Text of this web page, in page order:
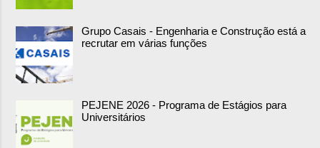
Grupo Casais - Engenharia e Construção está a
recrutar em várias funções
PEJENE 2026 - Programa de Estágios para
Universitários